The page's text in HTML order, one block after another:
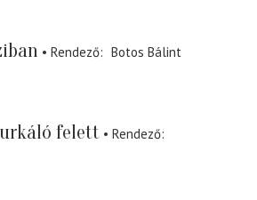
Rendező
Botos Bálint
felett
Rendező